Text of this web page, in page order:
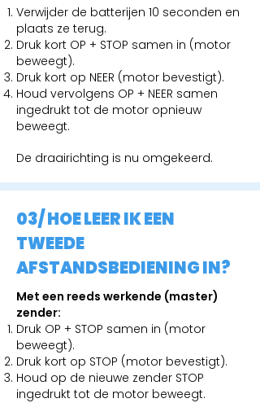
Verwijder de batterijen 10 seconden en
plaats ze terug.
Druk kort OP + STOP samen in (motor
beweegt).
Druk kort op NEER (motor bevestigt).
Houd vervolgens OP + NEER samen
ingedrukt tot de motor opnieuw
beweegt.
De draairichting is nu omgekeerd.
03/ HOE LEER IK EEN
TWEEDE
AFSTANDSBEDIENING IN?
Met een reeds werkende (master)
zender:
Druk OP + STOP samen in (motor
beweegt).
Druk kort op STOP (motor bevestigt).
Houd op de nieuwe zender STOP
ingedrukt tot de motor beweegt.